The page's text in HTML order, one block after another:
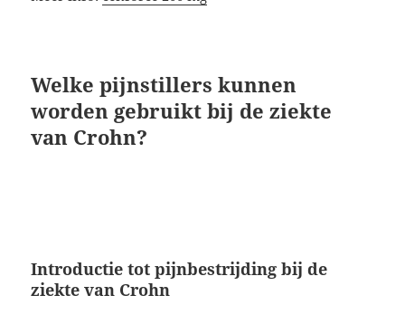
Welke pijnstillers kunnen
worden gebruikt bij de ziekte
van Crohn?
Introductie tot pijnbestrijding bij de
ziekte van Crohn